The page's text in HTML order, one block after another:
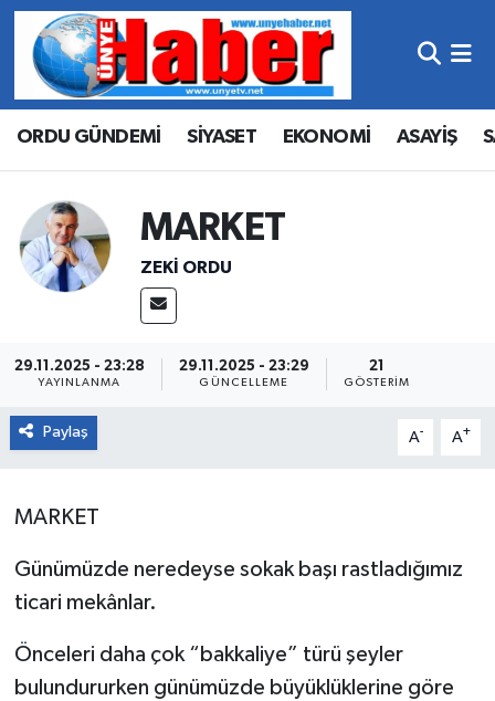
ORDU GÜNDEMİ SİYASET EKONOMİ ASAYİŞ
MARKET
ZEKI ORDU
29.11.2025 - 23:28
YAYINLANMA
29.11.2025 - 23:29
GÜNCELLEME
21
GÖSTERIM
Paylaş A- A+
MARKET
Günümüzde neredeyse sokak başı rastladığımız
ticari mekânlar.
Önceleri daha çok “bakkaliye” türü şeyler
bulundururken günümüzde büyüklüklerine göre
Hava Durumu
Trafik Durumu
Süper Lig Puan Durumu ve Fikstür
Tüm Manşetler
Son Dakika Haberleri
Haber Arşivi